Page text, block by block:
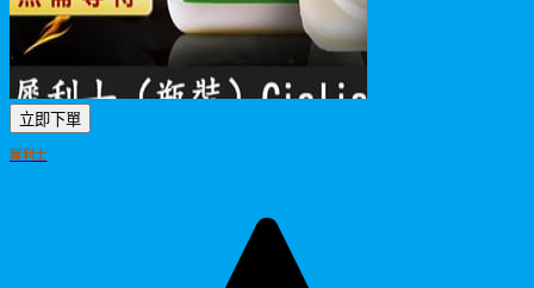
立即下單
犀利士